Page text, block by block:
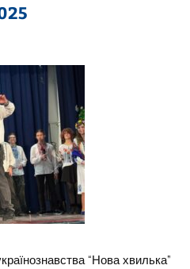
“Нова хвилька”